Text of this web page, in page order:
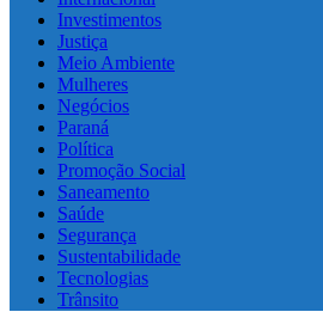
Investimentos
Justiça
Meio Ambiente
Mulheres
Negócios
Paraná
Política
Promoção Social
Saneamento
Saúde
Segurança
Sustentabilidade
Tecnologias
Trânsito